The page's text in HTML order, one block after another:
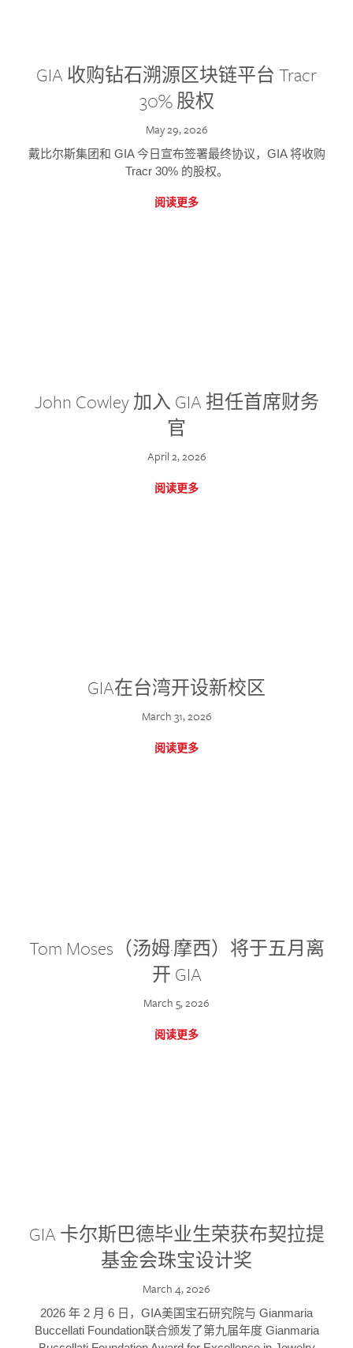
GIA 收购钻石溯源区块链平台 Tracr
30% 股权
May 29, 2026
戴比尔斯集团和 GIA 今日宣布签署最终协议，GIA 将收购
Tracr 30% 的股权。
阅读更多
John Cowley 加入 GIA 担任首席财务
官
April 2, 2026
阅读更多
GIA在台湾开设新校区
March 31, 2026
阅读更多
Tom Moses（汤姆·摩西）将于五月离
开 GIA
March 5, 2026
阅读更多
GIA 卡尔斯巴德毕业生荣获布契拉提
基金会珠宝设计奖
March 4, 2026
2026 年 2 月 6 日，GIA美国宝石研究院与 Gianmaria
Buccellati Foundation联合颁发了第九届年度 Gianmaria